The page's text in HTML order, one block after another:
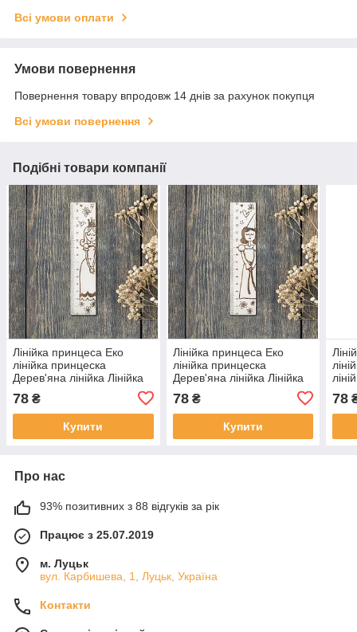
Всі умови оплати
Умови повернення
Повернення товару впродовж 14 днів за рахунок покупця
Всі умови повернення
Подібні товари компанії
Лінійка принцеса Еко
лінійка принцеска
Дерев'яна лінійка Лінійка
для школи 15 см Матеріал
фанера
78 ₴
Купити
Лінійка принцеса Еко
лінійка принцеска
Дерев'яна лінійка Лінійка
для школи 15 см Матеріал
фанера
78₴
Купити
78
Про нас
93% позитивних з 88 відгуків за рік
Працює з 25.07.2019
м. Луцьк
вул. Карбишева, 1, Луцьк, Україна
Контакти